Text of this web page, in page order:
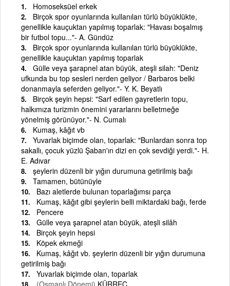
Homoseksüel erkek
Birçok spor oyunlarında kullanılan türlü büyüklükte,
genellikle kauçuktan yapılmış toparlak: "Havası boşalmış
bir futbol topu..."- A. Gündüz
Birçok spor oyunlarında kullanılan türlü büyüklükte,
genellikle kauçuktan yapılmış toparlak
Gülle veya şarapnel atan büyük, ateşli silah: "Deniz
ufkunda bu top sesleri nerden geliyor / Barbaros belki
donanmayla seferden geliyor."- Y. K. Beyatlı
Birçok şeyin hepsi: "Sarf edilen gayretlerin topu,
halkımıza turizmin önemini yararlarını belletmeğe
yönelmiş görünüyor."- N. Cumalı
Kumaş, kâğıt vb
Yuvarlak biçimde olan, toparlak: "Bunlardan sonra top
sakallı, çocuk yüzlü Şaban'ın dizi en çok sevdiği yerdi."- H.
E. Adıvar
şeylerin düzenli bir yığın durumuna getirilmiş bağı
Tamamen, bütünüyle
Bazı aletlerde bulunan toparlağımsı parça
Kumaş, kâğıt gibi şeylerin belli miktardaki bağı, ferde
Pencere
Gülle veya şarapnel atan büyük, ateşli silâh
Birçok şeyin hepsi
Köpek ekmeği
Kumaş, kâğıt vb. şeylerin düzenli bir yığın durumuna
getirilmiş bağı
Yuvarlak biçimde olan, toparlak
(Osmanlı Dönemi) KÜRREC